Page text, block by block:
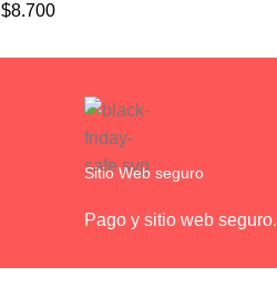
$8.700
Sitio Web seguro
Pago y sitio web seguro.